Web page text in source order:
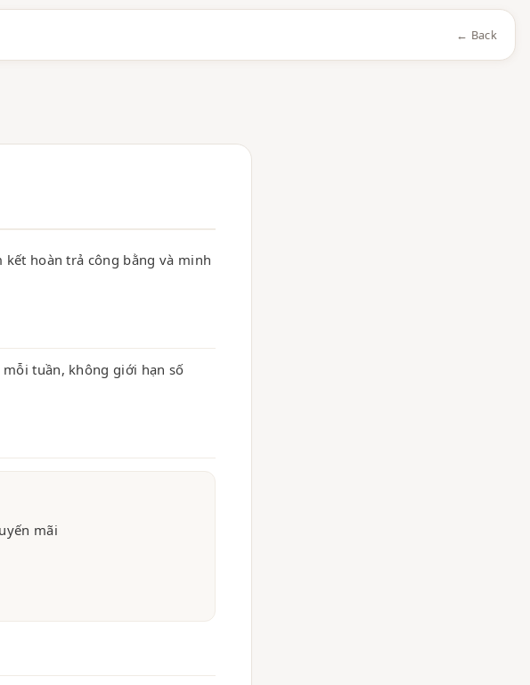
← Back
hoàn trả công bằng và minh
tuần, không giới hạn số
mãi